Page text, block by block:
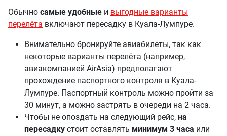
Обычно самые удобные и выгодные варианты
перелёта включают пересадку в Куала-Лумпуре.
Внимательно бронируйте авиабилеты, так как
некоторые варианты перелёта (например,
авиакомпанией AirAsia) предполагают
прохождение паспортного контроля в Куала-
Лумпуре. Паспортный контроль можно пройти за
30 минут, а можно застрять в очереди на 2 часа.
Чтобы не опоздать на следующий рейс, на
пересадку стоит оставлять минимум 3 часа или